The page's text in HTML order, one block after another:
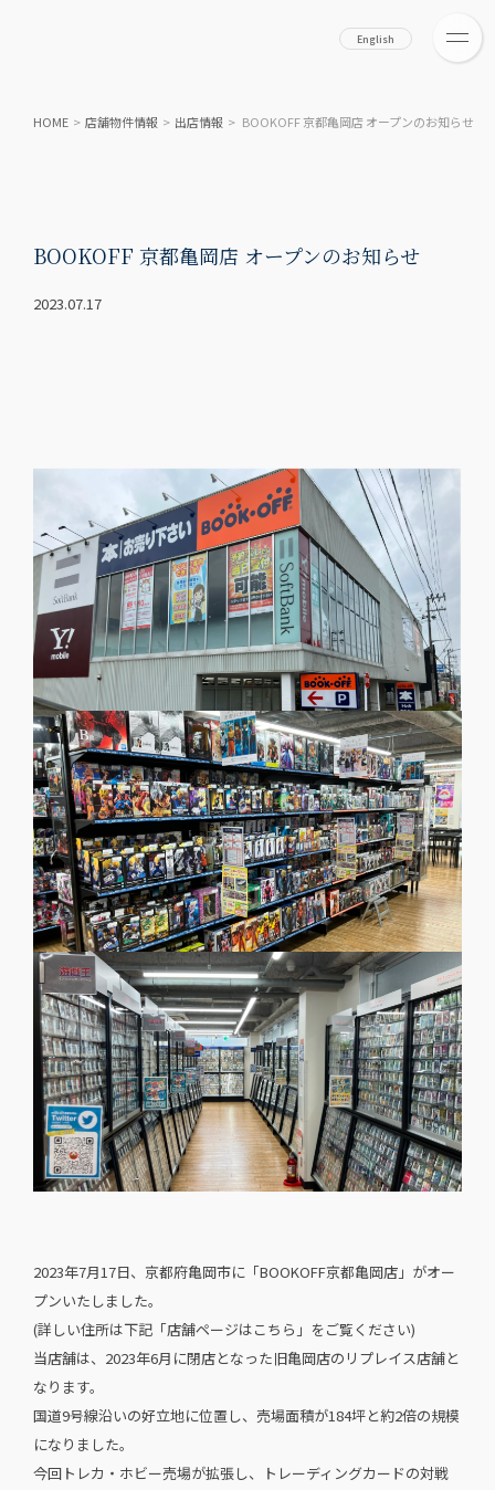
English
HOME > 店舗物件情報 > 出店情報 > BOOKOFF 京都亀岡店 オープンのお知らせ
BOOKOFF 京都亀岡店 オープンのお知らせ
2023.07.17
2023年7月17日、京都府亀岡市に「BOOKOFF京都亀岡店」がオー
プンいたしました。
(詳しい住所は下記「店舗ページはこちら」をご覧ください)
当店舗は、2023年6月に閉店となった旧亀岡店のリプレイス店舗と
なります。
国道9号線沿いの好立地に位置し、売場面積が184坪と約2倍の規模
になりました。
今回トレカ・ホビー売場が拡張し、トレーディングカードの対戦